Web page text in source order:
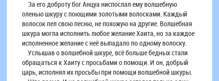
За его доброту бог Анцуа ниспослал ему волшебную
оленью шкуру с поющими золотыми волосками. Каждый
волосок пел свою песню, не похожую на другие. Волшебная
шкура могла исполнить любое желание Хаита, но за каждое
исполненное желание с неё выпадало по одному волоску.
Услышав о волшебной шкуре, всё больше бедных стали
обращаться к Хаиту с просьбами о помощи. И он, добрый
царь, исполнял их просьбы при помощи волшебной шкуры.